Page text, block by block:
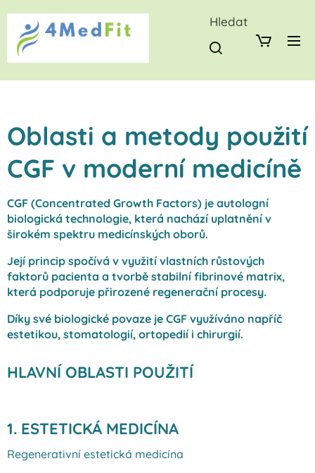
Hledat
Oblasti a metody použití
CGF v moderní medicíně
CGF (Concentrated Growth Factors) je autologní
biologická technologie, která nachází uplatnění v
širokém spektru medicínských oborů.
Její princip spočívá v využití vlastních růstových
faktorů pacienta a tvorbě stabilní fibrinové matrix,
která podporuje přirozené regenerační procesy.
Díky své biologické povaze je CGF využíváno napříč
estetikou, stomatologií, ortopedií i chirurgií.
HLAVNÍ OBLASTI POUŽITÍ
1. ESTETICKÁ MEDICÍNA
Regenerativní estetická medicína